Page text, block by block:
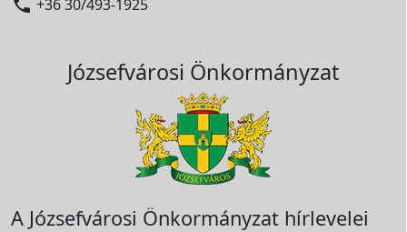
 +36 30/493-1925
Józsefvárosi Önkormányzat
A Józsefvárosi Önkormányzat hírlevelei